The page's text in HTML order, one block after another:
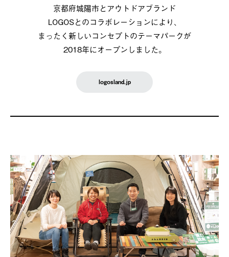
京都府城陽市とアウトドアブランド
LOGOSとのコラボレーションにより、
まったく新しいコンセプトのテーマパークが
2018年にオープンしました。
logosland.jp